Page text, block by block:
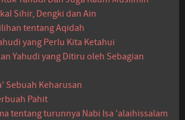
Sihir, Dengki dan Ain
tentang Aqidah
yang Perlu Kita Ketahui
Yahudi yang Ditiru oleh Sebagian
Sebuah Keharusan
Pahit
tentang turunnya Nabi Isa 'alaihissalam